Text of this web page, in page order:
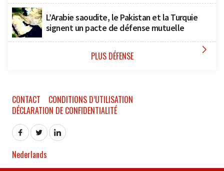
L’Arabie saoudite, le Pakistan et la Turquie
signent un pacte de défense mutuelle
PLUS DÉFENSE 
CONTACT
CONDITIONS D’UTILISATION
DÉCLARATION DE CONFIDENTIALITÉ
Nederlands